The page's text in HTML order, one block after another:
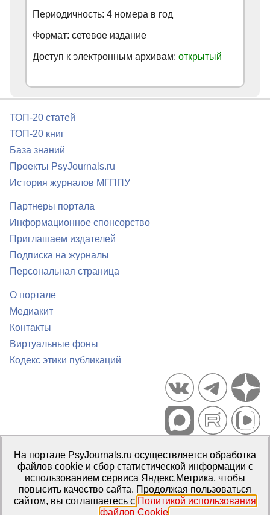
Периодичность: 4 номера в год
Формат: сетевое издание
Доступ к электронным архивам: открытый
ТОП-20 статей
ТОП-20 книг
База знаний
Проекты PsyJournals.ru
История журналов МГППУ
Партнеры портала
Информационное спонсорство
Приглашаем издателей
Подписка на журналы
Персональная страница
О портале
Медиакит
Контакты
Виртуальные фоны
Кодекс этики публикаций
Портал психологических изданий PsyJournals.ru, 2007–2026
Правила использования материалов
Свидетельство регистрации СМИЭл № ФС77-66447 от 14 июля
2016 г.
Издатель: ФГБОУ ВО МГППУ
На портале PsyJournals.ru осуществляется обработка
файлов cookie и сбор статистической информации с
использованием сервиса Яндекс.Метрика, чтобы
повысить качество сайта. Продолжая пользоваться
сайтом, вы соглашаетесь с Политикой использования
файлов Cookie.